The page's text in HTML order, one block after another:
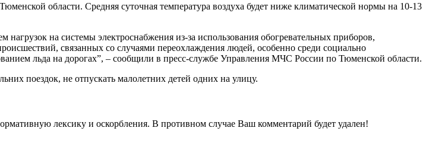
области. Средняя суточная температура воздуха будет ниже климатической нормы на 10-13
на системы электроснабжения из-за использования обогревательных приборов,
связанных со случаями переохлаждения людей, особенно среди социально
льда на дорогах”, – сообщили в пресс-службе Управления МЧС России по Тюменской области.
поездок, не отпускать малолетних детей одних на улицу.
лексику и оскорбления. В противном случае Ваш комментарий будет удален!